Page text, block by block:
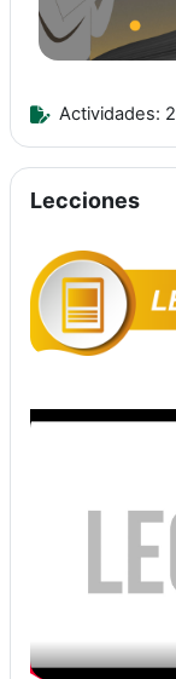
Actividades: 2
Lecciones